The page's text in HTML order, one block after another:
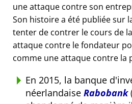
une attaque contre son
Son histoire a été publiée sur
tenter de contrer le cours de
attaque contre le fondateur
comme une attaque contre la
En 2015, la banque
néerlandaise Rabobank